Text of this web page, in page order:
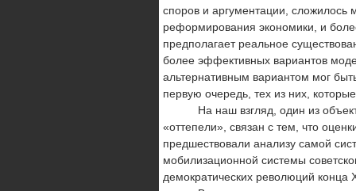
споров и аргументации,
реформирова­ния экономики, и
предполагает реальное
более эффективных вариантов
альтернативным вариантом мог
первую очередь, тех из них,
На наш взгляд, один из
«оттепели», связан с тем, что
предшествовали анализу самой
мобилизаци­онной системы
демократических революций